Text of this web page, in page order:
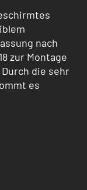
nach
zur Montage
die sehr
es